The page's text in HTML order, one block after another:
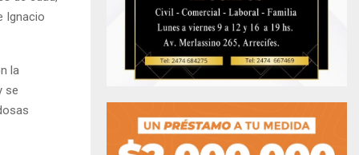
Ignacio
la
se